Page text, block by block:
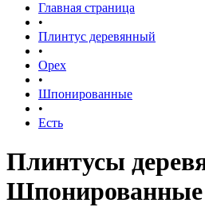
Главная страница
•
Плинтус деревянный
•
Орех
•
Шпонированные
•
Есть
Плинтусы
Шпонированные